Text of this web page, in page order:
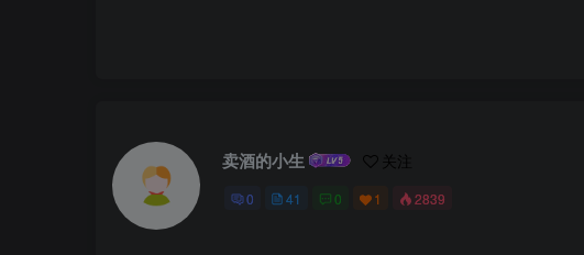
卖酒的小生 关注
0 41 0 1 2839